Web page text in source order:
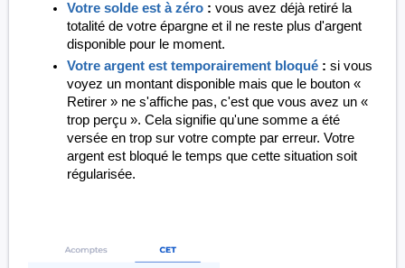
Votre solde est à zéro : vous avez déjà retiré la
totalité de votre épargne et il ne reste plus d'argent
disponible pour le moment.
Votre argent est temporairement bloqué : si vous
voyez un montant disponible mais que le bouton «
Retirer » ne s'affiche pas, c'est que vous avez un «
trop perçu ». Cela signifie qu'une somme a été
versée en trop sur votre compte par erreur. Votre
argent est bloqué le temps que cette situation soit
régularisée.